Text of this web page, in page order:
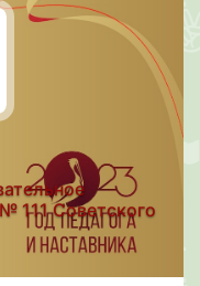
111 Советского